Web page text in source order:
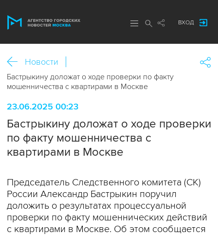
ВХОД
Новости
Бастрыкину доложат о ходе проверки по факту
мошенничества с квартирами в Москве
23.06.2025 00:23
Бастрыкину доложат о ходе проверки
по факту мошенничества с
квартирами в Москве
Председатель Следственного комитета (СК)
России Александр Бастрыкин поручил
доложить о результатах процессуальной
проверки по факту мошеннических действий
с квартирами в Москве. Об этом сообщается